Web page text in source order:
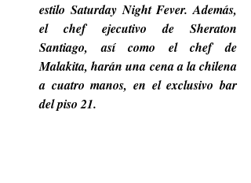
estilo Saturday Night Fever. Además,
el chef ejecutivo de Sheraton
Santiago, así como el chef de
Malakita, harán una cena a la chilena
a cuatro manos, en el exclusivo bar
del piso 21.